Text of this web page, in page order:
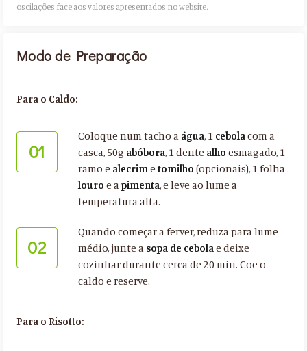
oscilações face aos valores apresentados no website.​
Modo de Preparação
Para o Caldo:
01
Coloque num tacho a água, 1 cebolacom a
casca, 50g abóbora, 1 dente alho esmagado, 1
ramo e alecrime tomilho (opcionais), 1 folha
louro e apimenta, e leve ao lume a
temperatura alta.
02
Quando começar a ferver, reduza para lume
médio, junte a sopa de cebolae deixe
cozinhar durante cerca de 20 min. Coe o
caldo e reserve.
Para o Risotto: